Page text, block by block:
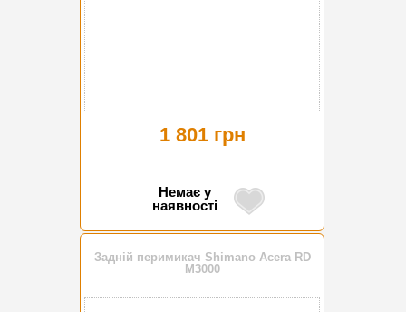
1 801 грн
Немає у
наявності
Задній перимикач Shimano Acera RD
M3000